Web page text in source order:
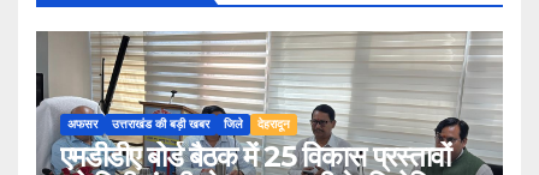
अफसर उत्तराखंड की बड़ी खबर जिले देहरादून
एमडीडीए बोर्ड बैठक में 25 विकास प्रस्तावों